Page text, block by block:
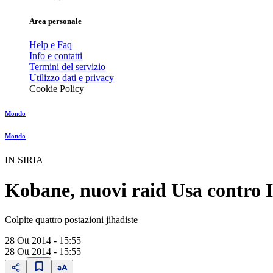
Area personale
Help e Faq
Info e contatti
Termini del servizio
Utilizzo dati e privacy
Cookie Policy
Mondo
Mondo
IN SIRIA
Kobane, nuovi raid Usa contro
Colpite quattro postazioni jihadiste
28 Ott 2014 - 15:55
28 Ott 2014 - 15:55